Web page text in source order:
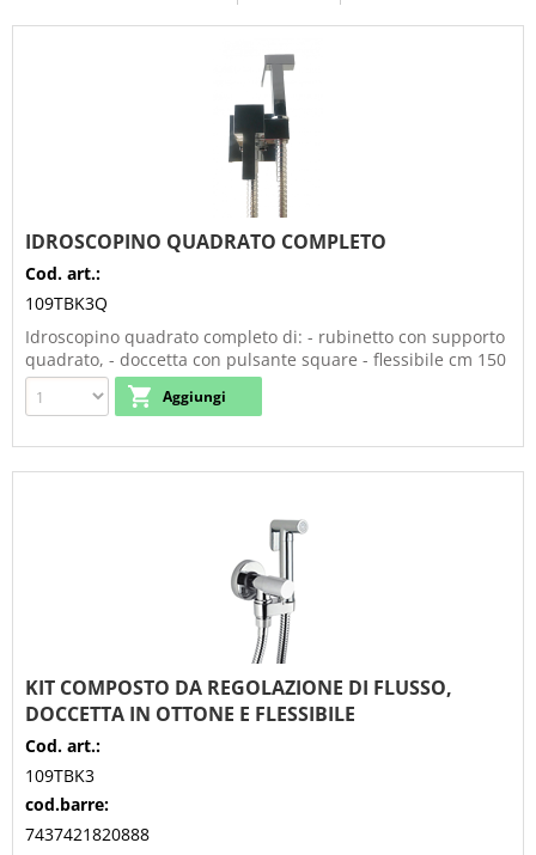
IDROSCOPINO QUADRATO COMPLETO
Cod. art.:
109TBK3Q
Idroscopino quadrato completo di: - rubinetto con supporto
quadrato, - doccetta con pulsante square - flessibile cm 150
KIT COMPOSTO DA REGOLAZIONE DI FLUSSO,
DOCCETTA IN OTTONE E FLESSIBILE
Cod. art.:
109TBK3
cod.barre:
7437421820888